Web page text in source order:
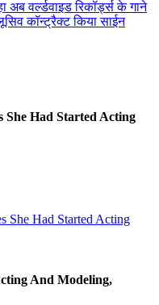
अब वर्ल्डवाइड रिकॉर्ड्स के गाने
कॉन्ट्रैक्ट किया साईन
She Had Started Acting
And Modeling,